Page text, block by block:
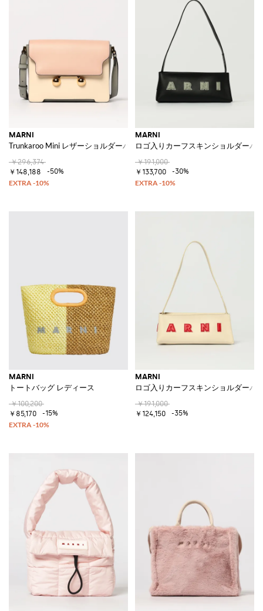
MARNI
Trunkaroo Mini レザーショルダーバッグ
￥296,374
￥148,188
-50%
MARNI
ロゴ入りカーフスキンショルダーバ
￥191,000
￥133,700
-30%
MARNI
トートバッグ レディース
￥100,200
￥85,170
-15%
MARNI
ロゴ入りカーフスキンショルダーバ
￥191,000
￥124,150
-35%